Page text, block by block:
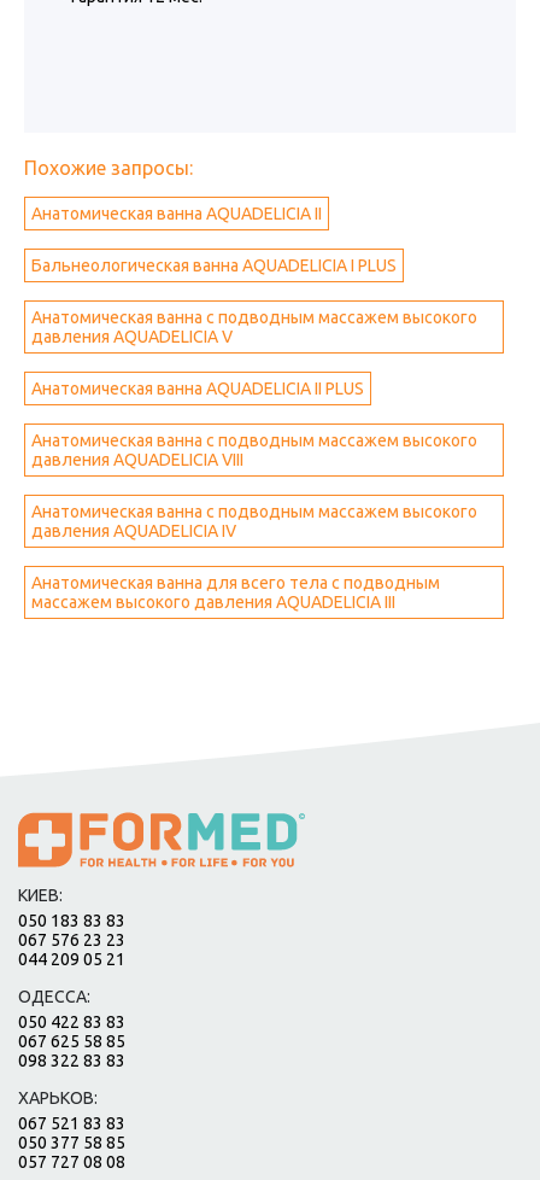
Похожие запросы:
Анатомическая ванна AQUADELICIA II
Бальнеологическая ванна AQUADELICIA I PLUS
Анатомическая ванна с подводным массажем высокого
давления AQUADELICIA V
Анатомическая ванна AQUADELICIA II PLUS
Анатомическая ванна с подводным массажем высокого
давления AQUADELICIA VIII
Анатомическая ванна с подводным массажем высокого
давления AQUADELICIA IV
Анатомическая ванна для всего тела с подводным
массажем высокого давления AQUADELICIA III
КИЕВ:
050 183 83 83
067 576 23 23
044 209 05 21
ОДЕССА:
050 422 83 83
067 625 58 85
098 322 83 83
ХАРЬКОВ:
067 521 83 83
050 377 58 85
057 727 08 08